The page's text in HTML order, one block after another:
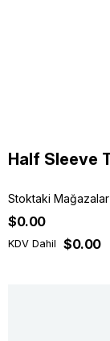
Half Sleeve
Stoktaki Mağazalar
$0.00
KDV Dahil $0.00